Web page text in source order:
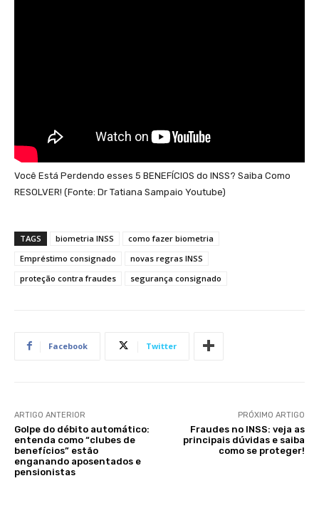
Você Está Perdendo esses 5 BENEFÍCIOS do INSS? Saiba Como
RESOLVER! (Fonte: Dr Tatiana Sampaio Youtube)
TAGS biometria INSS
como fazer biometria
Empréstimo consignado
novas regras INSS
proteção contra fraudes
segurança consignado
Facebook Twitter
ARTIGO ANTERIOR
Golpe do débito automático:
entenda como “clubes de
benefícios” estão
enganando aposentados e
pensionistas
PRÓXIMO ARTIGO
Fraudes no INSS: veja as
principais dúvidas e saiba
como se proteger!